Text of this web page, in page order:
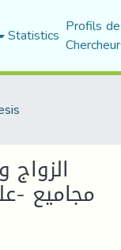
Statistics Profils
مجامیع -